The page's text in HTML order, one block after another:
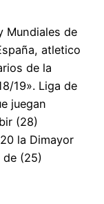
Mundiales de
atletico
de la
19». Liga de
juegan
(28)
la Dimayor
(25)